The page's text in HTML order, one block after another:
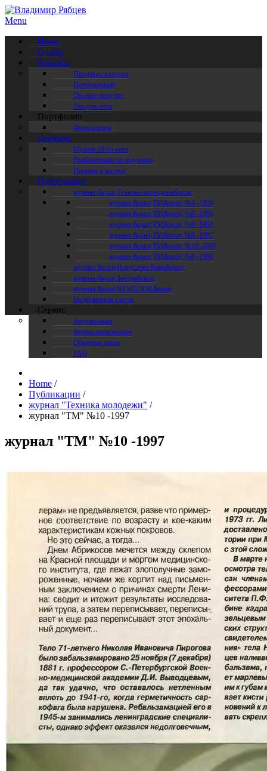
Menu
Home
О себе
Фильмы
Продавец воздуха
Потерпевший
Он свое получит
Увидеть себя
Портфолио
Фотогалерея
Сериалы
Мумии 20-го века
Реабилитации не подлежит
Прорыв в космос
Публикации
журнал &quot;Техника молодежи&quot;
журнал &quot;ТМ&quot; №4 -1996
журнал &quot;ТМ&quot; №8 -1996
журнал &quot;ТМ&quot; №9 -1996
журнал &quot;ТМ&quot; №8 -1997
журнал &quot;ТМ&quot; №10 -1997
журнал &quot;ТМ&quot; №8 -1998
журнал &quot;Искусство Кино&quot;
журнал &quot;Звезда&quot;
журнал &quot;NEWLOOK&quot;
Медицинская газета
Сервис
Авторизация
Форма регистрации
Обратная связь
FAQ
Home /
Публикации /
журнал "Техника молодежи" /
журнал "ТМ" №10 -1997
журнал "ТМ" №10 -1997